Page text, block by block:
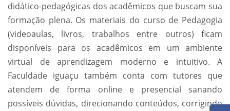
didático-pedagógicas dos acadêmicos que buscam sua
formação plena. Os materiais do curso de Pedagogia
(videoaulas, livros, trabalhos entre outros) ficam
disponíveis para os acadêmicos em um ambiente
virtual de aprendizagem moderno e intuitivo. A
Faculdade iguaçu também conta com tutores que
atendem de forma online e presencial sanando
possíveis dúvidas, direcionando conteúdos, corrigindo